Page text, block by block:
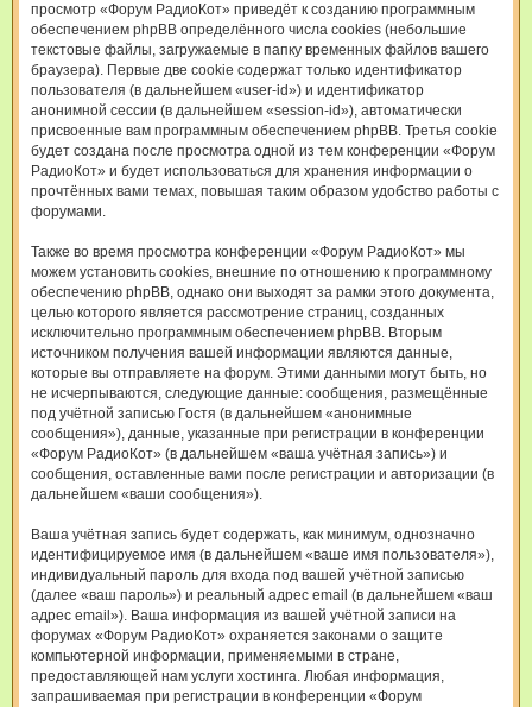
просмотр «Форум РадиоКот» приведёт к созданию программным
обеспечением phpBB определённого числа cookies (небольшие
текстовые файлы, загружаемые в папку временных файлов вашего
браузера). Первые две cookie содержат только идентификатор
пользователя (в дальнейшем «user-id») и идентификатор
анонимной сессии (в дальнейшем «session-id»), автоматически
присвоенные вам программным обеспечением phpBB. Третья cookie
будет создана после просмотра одной из тем конференции «Форум
РадиоКот» и будет использоваться для хранения информации о
прочтённых вами темах, повышая таким образом удобство работы с
форумами.
Также во время просмотра конференции «Форум РадиоКот» мы
можем установить cookies, внешние по отношению к программному
обеспечению phpBB, однако они выходят за рамки этого документа,
целью которого является рассмотрение страниц, созданных
исключительно программным обеспечением phpBB. Вторым
источником получения вашей информации являются данные,
которые вы отправляете на форум. Этими данными могут быть, но
не исчерпываются, следующие данные: сообщения, размещённые
под учётной записью Гостя (в дальнейшем «анонимные
сообщения»), данные, указанные при регистрации в конференции
«Форум РадиоКот» (в дальнейшем «ваша учётная запись») и
сообщения, оставленные вами после регистрации и авторизации (в
дальнейшем «ваши сообщения»).
Ваша учётная запись будет содержать, как минимум, однозначно
идентифицируемое имя (в дальнейшем «ваше имя пользователя»),
индивидуальный пароль для входа под вашей учётной записью
(далее «ваш пароль») и реальный адрес email (в дальнейшем «ваш
адрес email»). Ваша информация из вашей учётной записи на
форумах «Форум РадиоКот» охраняется законами о защите
компьютерной информации, применяемыми в стране,
предоставляющей нам услуги хостинга. Любая информация,
запрашиваемая при регистрации в конференции «Форум